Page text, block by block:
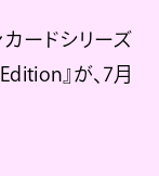
ードシリーズ
』が、7月